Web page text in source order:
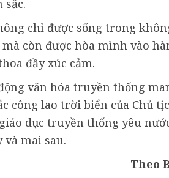
sắc.
chỉ được sống trong
còn được hòa mình vào
đầy xúc cảm.
văn hóa truyền thống
công lao trời biển của Chủ
dục truyền thống yêu
mai sau.
Theo